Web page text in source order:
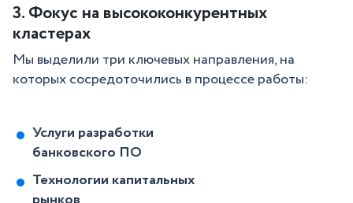
3. Фокус на высококонкурентных
кластерах
Мы выделили три ключевых направления, на
которых сосредоточились в процессе работы:
Услуги разработки
банковского ПО
Технологии капитальных